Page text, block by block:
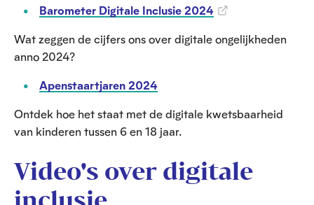
Barometer Digitale Inclusie 2024
Wat zeggen de cijfers ons over digitale ongelijkheden
anno 2024?
Apenstaartjaren 2024
Ontdek hoe het staat met de digitale kwetsbaarheid
van kinderen tussen 6 en 18 jaar.
Video's over digitale